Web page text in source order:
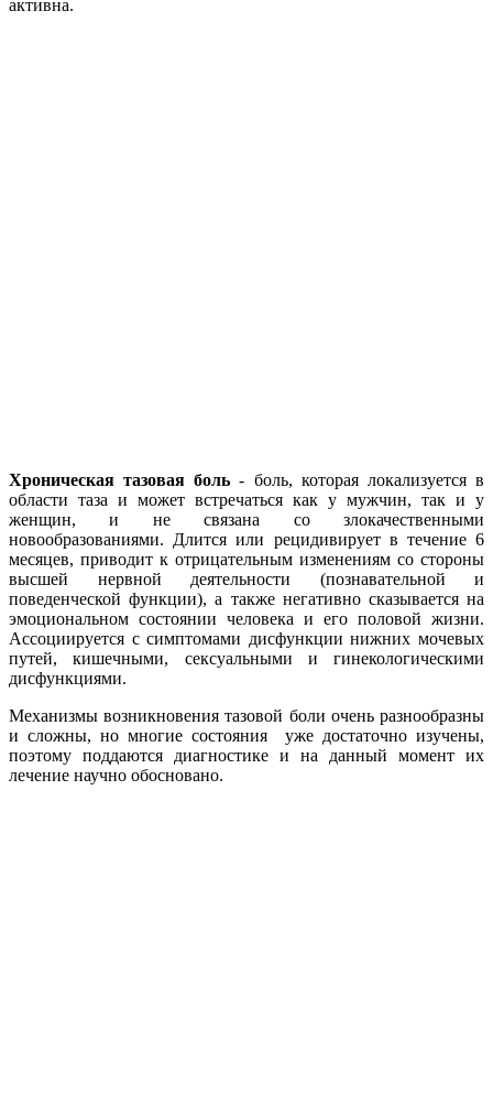
активна.
Хроническая тазовая боль- боль, которая локализуется в
области таза и может встречаться как у мужчин, так и у
женщин, и не связана со злокачественными
новообразованиями. Длится или рецидивирует в течение 6
месяцев, приводит к отрицательным изменениям со стороны
высшей нервной деятельности (познавательной и
поведенческой функции), а также негативно сказывается на
эмоциональном состоянии человека и его половой жизни.
Ассоциируется с симптомами дисфункции нижних мочевых
путей, кишечными, сексуальными и гинекологическими
дисфункциями.
Механизмы возникновения тазовой боли очень разнообразны
и сложны, но многие состояния уже достаточно изучены,
поэтому поддаются диагностике и на данный момент их
лечение научно обосновано.